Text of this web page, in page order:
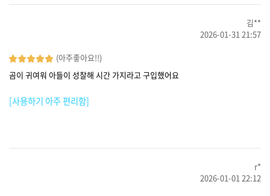
김**
2026-01-31 21:57
(아주좋아요!!)
곰이 귀여워 아들이 성찰해 시간 가지라고 구입했어요
[사용하기 아주 편리함]
r*
2026-01-01 22:12